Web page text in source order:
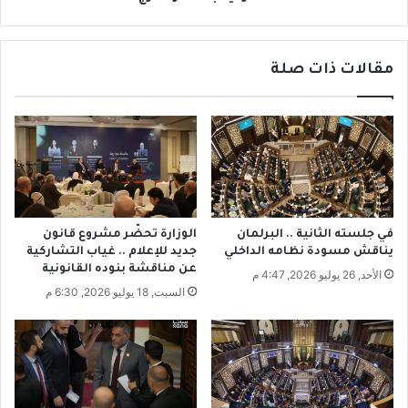
ل
ت
ط
خ
أ
ي
د
ي
ه
م
ب
ل
د
م
ا
ء
ة
م
ه
ر
ج
ا
ا
و
ط
ن
ي
ة
مقالات ذات صلة
في جلسته الثانية .. البرلمان
يناقش مسودة نظامه الداخلي
الأحد, 26 يوليو 2026, 4:47 م
الوزارة تحضّر مشروع قانون
جديد للإعلام .. غياب التشاركية
عن مناقشة بنوده القانونية
السبت, 18 يوليو 2026, 6:30 م